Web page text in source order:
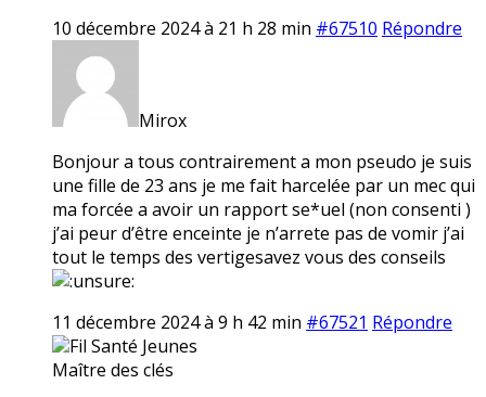
10 décembre 2024 à 21 h 28 min #67510 Répondre
Mirox
Bonjour a tous contrairement a mon pseudo je suis
une fille de 23 ans je me fait harcelée par un mec qui
ma forcée a avoir un rapport se*uel (non consenti )
j’ai peur d’être enceinte je n’arrete pas de vomir j’ai
tout le temps des vertigesavez vous des conseils
11 décembre 2024 à 9 h 42 min #67521 Répondre
Fil Santé Jeunes
Maître des clés